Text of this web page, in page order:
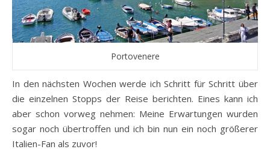
Portovenere
In den nächsten Wochen werde ich Schritt für Schritt über
die einzelnen Stopps der Reise berichten. Eines kann ich
aber schon vorweg nehmen: Meine Erwartungen wurden
sogar noch übertroffen und ich bin nun ein noch größerer
Italien-Fan als zuvor!